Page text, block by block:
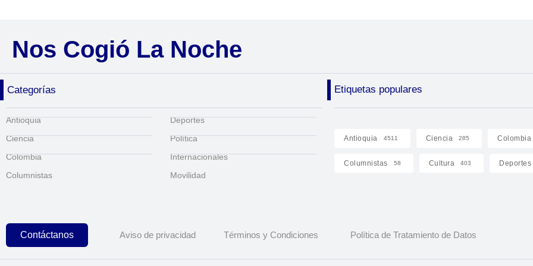
Nos Cogió La Noche
Categorías Etiquetas populares
Antioquia
Ciencia
Colombia
Columnistas
Deportes
Política
Internacionales
Movilidad
Antioquia 4511 Ciencia 285 Colombia
Columnistas 58 Cultura 403 Deportes
Contáctanos Aviso de privacidad Términos y Condiciones Política de Tratamiento de Datos